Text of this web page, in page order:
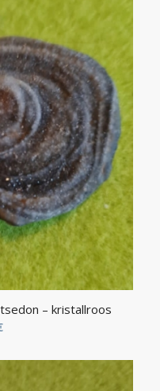
– kristallroos